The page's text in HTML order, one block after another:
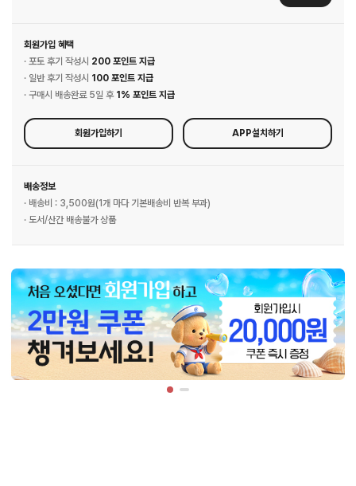
회원가입 혜택
· 포토 후기 작성시 200 포인트 지급
· 일반 후기 작성시 100 포인트 지급
· 구매시 배송완료 5일 후 1% 포인트 지급
회원가입하기 APP설치하기
배송정보
· 배송비 : 3,500원(1개 마다 기본배송비 반복 부과)
· 도서/산간 배송불가 상품